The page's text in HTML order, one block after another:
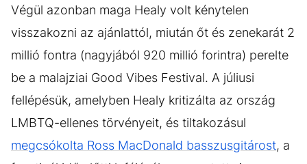
Végül azonban maga Healy volt kénytelen
visszakozni az ajánlattól, miután őt és zenekarát 2
millió fontra (nagyjából 920 millió forintra) perelte
be a malajziai Good Vibes Festival. A júliusi
fellépésük, amelyben Healy kritizálta az ország
LMBTQ-ellenes törvényeit, és tiltakozásul
megcsókolta Ross MacDonald basszusgitárost, a